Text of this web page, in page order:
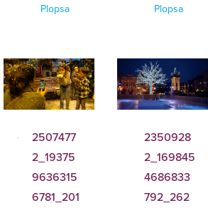
Plopsa Plopsa
2507477
2_19375
9636315
6781_201
2350928
2_169845
4686833
792_262